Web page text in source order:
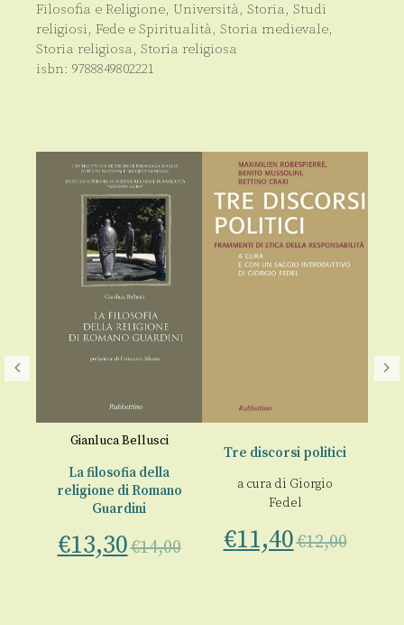
Filosofia e Religione, Università, Storia, Studi
religiosi, Fede e Spiritualità, Storia medievale,
Storia religiosa, Storia religiosa
isbn: 9788849802221
Gianluca Bellusci
La filosofia della
religione di Romano
Guardini
€13,30€14,00
Tre discorsi politici
a cura di Giorgio
Fedel
€11,40€12,00